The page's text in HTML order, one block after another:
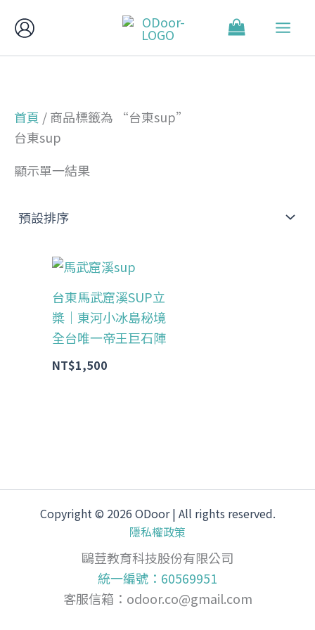
首頁 / 商品標籤為 “台東sup”
台東sup
顯示單一結果
台東馬武窟溪SUP立
槳｜東河小冰島秘境
全台唯一帝王巨石陣
NT$1,500
Copyright © 2026 ODoor | All rights reserved.
隱私權政策
鷗荳教育科技股份有限公司
統一編號：60569951
客服信箱： odoor.co@gmail.com